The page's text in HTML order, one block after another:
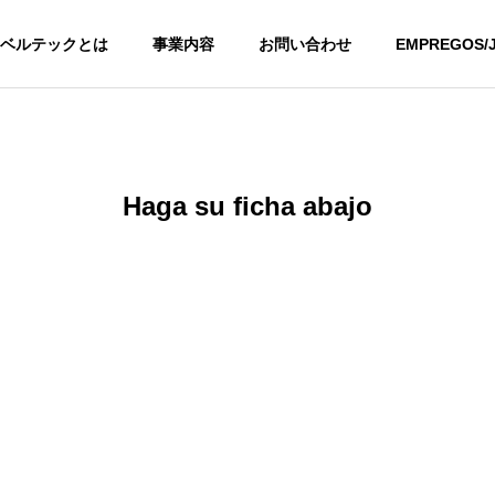
ベルテックとは 事業内容 お問い合わせ EMPREGOS/
Haga su ficha abajo